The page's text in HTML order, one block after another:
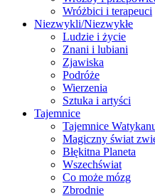
Wróżbici i terapeuci
Niezwykli/Niezwykłe
Ludzie i życie
Znani i lubiani
Zjawiska
Podróże
Wierzenia
Sztuka i artyści
Tajemnice
Tajemnice
Magiczny świat
Błękitna Planeta
Wszechświat
Co może mózg
Zbrodnie